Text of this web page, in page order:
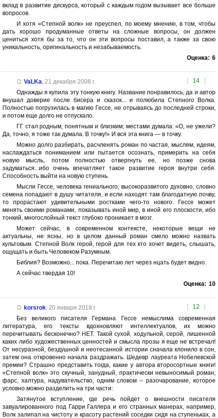
вклад в развитие дискурса, который с каждым годом вызывает все больше
вопросов.
И хотя «Степной волк» не преуспел, по моему мнению, в том, чтобы
дать хорошо продуманные ответы на сложные вопросы, он должен
цениться хотя бы за то, что он эти вопросы поставил, а также за свою
уникальность, оригинальность и незабываемость.
Оценка: 6
[ 14 ]
VaLKa, 21 декабря 2008 г.
Однажды я купила эту тонкую книгу. Название понравилось, да и автор
внушал доверие после бисера и сказок... и полюбила Степного Волка.
Полностью погрузилась в магию Гессе, не отрываясь до последней строки,
и потом еще долго не отпускало.
ГГ стал родным, понятным и близким; местами думала: «О, не ужели?
Да, точно, я тоже так думала. В точку!» И вся эта книга — в точку.
Можно долго разбирать, расчленять роман по частая, мыслям, идеям,
наслаждаться пониманием или пытается осознать, примерить на себя
новую мысль, потом полностью отвергнуть ее, но позже снова
задуматься...ибо очень впечатляет такое развитие героя внутри себя.
Способность выйти на новую ступень.
Мысли Гессе, человека гениального, высокоразвитого духовно, словно
семена попадают в душу читателя, и если находят там благодатную почву,
то прорастают удивительными ростками чего-то нового. Гессе может
менять своими романами, показывать иной мир, в иной его плоскости, ибо
тонкий, многослойный текст глубоко проникает в мозг.
Может сейчас, в современном контексте, некоторые вещи не
актуальны, не ясны, но в целом данный роман смело можно назвать
культовым. Степной Волк герой, герой для тех кто хочет видеть, слышать,
ощущать и быть Человеком Разумным.
Библия? Возможно... пока. Перечитаю лет через нцать будет видно.
А сейчас твердая 10!
Оценка: 10
[ 12 ]
korsrok, 20 января 2018 г.
Без великого писателя Германа Гессе немыслима современная
литература, его тексты вдохновляют интеллектуалов, их можно
перечитывать бесконечно? НЕТ. Такой сухой, ходульной, серой, лишенной
каких либо художественных ценностей и смысла прозы я еще не встречал!
От несуразной, бездушной и неотесанной истории сначала клонило в сон,
затем она откровенно начала раздражать. Шедевр лауреата Нобелевской
премии? Страшно представить тогда, какие у автора второсортные книги!
«Степной волк» это скучный, занудный, практически невыносимый роман;
фарс, халтура, надувательство, одним словом – разочарование, которое
условно можно разделить на три части:
Затянутое вступление, где речь пойдет о внешности писателя
завуалированного под Гарри Галлера и его странных манерах, например,
Волк залипал на чистоту и красоту растений соседки сидя на ступеньках, а